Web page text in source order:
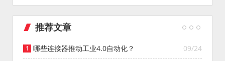
推荐文章
09/24
哪些连接器推动工业4.0自动化？